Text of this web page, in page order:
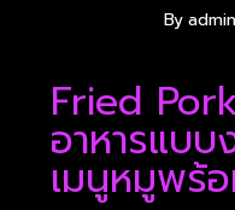
Byadmin
Fried
อาหารแบ
เมนูหมูพร้